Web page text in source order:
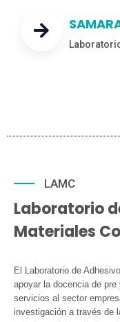
LAMC
Laboratorio
Materiales
El Laboratorio de
apoyar la docencia de
servicios al sector
investigación a través de